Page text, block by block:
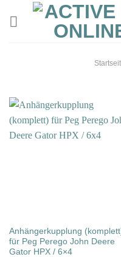
Anhängerkupplung
für Peg Perego John Deere
Gator HPX / 6×4